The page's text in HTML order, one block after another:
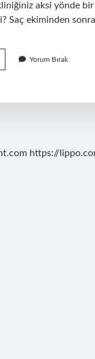
aksi yönde
Saç ekiminden
Yorum Bırak
https://